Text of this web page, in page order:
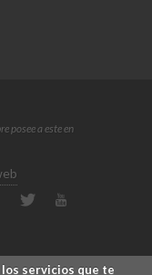
posee a este en
servicios que te